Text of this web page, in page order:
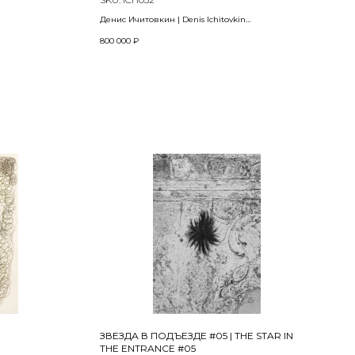
Денис Ичитовкин | Denis Ichitovkin
2024
800 000 ₽
ЗВЕЗДА В ПОДЪЕЗДЕ #05 | THE STAR IN
THE ENTRANCE #05